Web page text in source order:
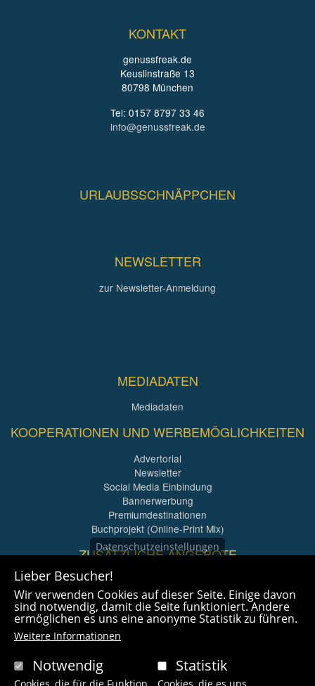
KONTAKT
genussfreak.de
Keuslinstraße 13
80798 München
Tel: 0157 8797 33 46
info@genussfreak.de
URLAUBSSCHNÄPPCHEN
NEWSLETTER
zur Newsletter-Anmeldung
MEDIADATEN
Mediadaten
KOOPERATIONEN UND WERBEMÖGLICHKEITEN
Advertorial
Newsletter
Social Media Einbindung
Bannerwerbung
Premiumdestinationen
Buchprojekt (Online-Print Mix)
ZUSÄTZLICHE ANGEBOTE
Imagefilme und mehr
360° x 360° Fotografie
Datenschutzeinstellungen
Lieber Besucher!
Wir verwenden Cookies auf dieser Seite. Einige davon
sind notwendig, damit die Seite funktioniert. Andere
ermöglichen es uns eine anonyme Statistik zu führen.
Weitere Informationen
Notwendig Statistik